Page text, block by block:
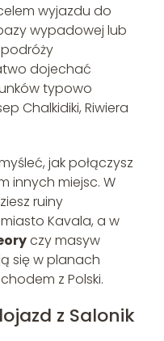
wyjazdu do
wypadowej lub
dojechać
typowo
Chalkidiki, Riwiera
jak połączysz
innych miejsc. W
ruiny
Kavala, a w
czy masyw
się w planach
z Polski.
z Salonik